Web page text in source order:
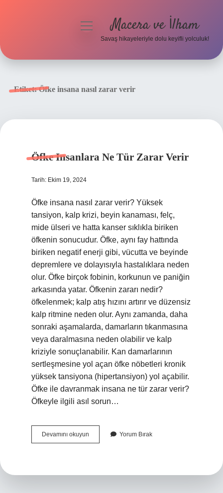
menüyüMacera ve İlham
Savaş hikayeleriyle dolu keyifli yolculuk!
Etiket:Öfke insana nasıl zarar verir
Öfke Insanlara Ne Tür Zarar Verir
Tarih: Ekim 19, 2024
Öfke insana nasıl zarar verir? Yüksek
tansiyon, kalp krizi, beyin kanaması, felç,
mide ülseri ve hatta kanser sıklıkla biriken
öfkenin sonucudur. Öfke, aynı fay hattında
biriken negatif enerji gibi, vücutta ve beyinde
depremlere ve dolayısıyla hastalıklara neden
olur. Öfke birçok fobinin, korkunun ve paniğin
arkasında yatar. Öfkenin zararı nedir?
öfkelenmek; kalp atış hızını artırır ve düzensiz
kalp ritmine neden olur. Aynı zamanda, daha
sonraki aşamalarda, damarların tıkanmasına
veya daralmasına neden olabilir ve kalp
kriziyle sonuçlanabilir. Kan damarlarının
sertleşmesine yol açan öfke nöbetleri kronik
yüksek tansiyona (hipertansiyon) yol açabilir.
Öfke ile davranmak insana ne tür zarar verir?
Öfkeyle ilgili asıl sorun…
Devamını okuyun
Insanlara
Yorum Bırak